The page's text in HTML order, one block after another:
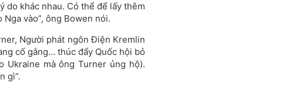
do khác nhau. Có thể để lấy thêm
vào”, ông Bowen nói.
Người phát ngôn Điện Kremlin
cố gắng… thúc đẩy Quốc hội bỏ
Ukraine mà ông Turner ủng hộ).
gì”.